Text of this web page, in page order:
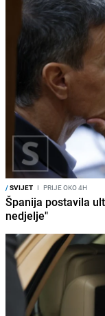
/SVIJET I PRIJE OKO 4H
Španija postavila
nedjelje"